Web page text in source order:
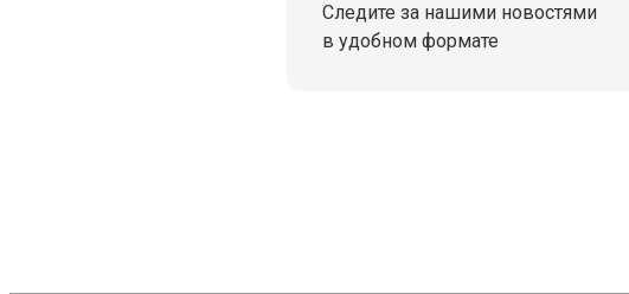
Следите за нашими новостями
в удобном формате